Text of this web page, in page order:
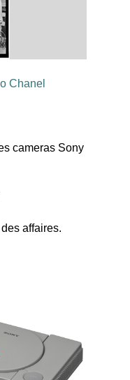
Chanel
cameras Sony
affaires.